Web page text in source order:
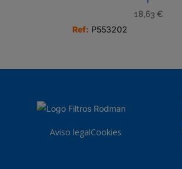
18,63 €
Ref: P553202
Aviso legalCookies